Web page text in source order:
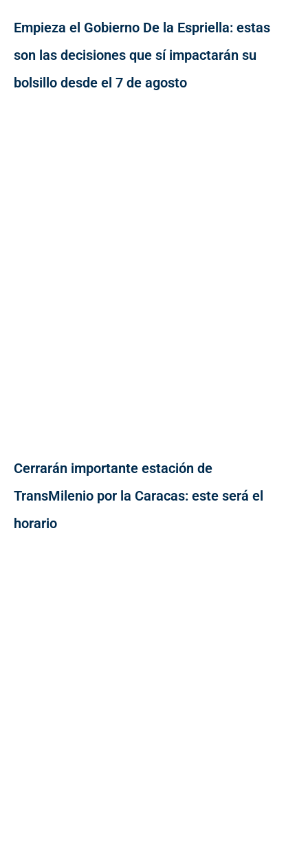
Empieza el Gobierno De la Espriella: estas
son las decisiones que sí impactarán su
bolsillo desde el 7 de agosto
Cerrarán importante estación de
TransMilenio por la Caracas: este será el
horario